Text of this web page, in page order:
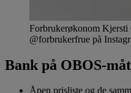
Forbrukerøkonom Kjersti
@forbrukerfrue på
Bank på OBOS-
Åpen prisliste og de